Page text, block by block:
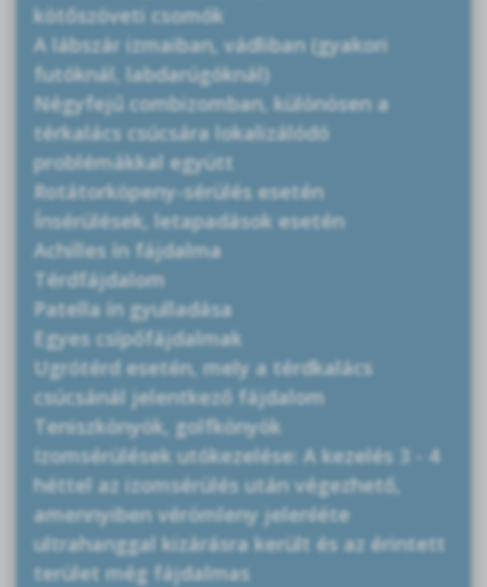
kötőszöveti csomók
A lábszár izmaiban, vádliban (gyakori
futóknál, labdarúgóknál)
Négyfejű combizomban, különösen a
térkalács csúcsára lokalizálódó
problémákkal együtt
Rotátorköpeny-sérülés esetén
Ínsérülések, letapadások esetén
Achilles ín fájdalma
Térdfájdalom
Patella ín gyulladása
Egyes csípőfájdalmak
Ugrótérd esetén, mely a térdkalács
csúcsánál jelentkező fájdalom
Teniszkönyök, golfkönyök
Izomsérülések utókezelése: A kezelés 3 - 4
héttel az izomsérülés után végezhető,
amennyiben vérömleny jelenléte
ultrahanggal kizárásra került és az érintett
terület még fájdalmas